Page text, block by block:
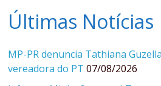
Últimas Notícias
MP-PR denuncia Tathiana
vereadora do PT 07/08/2026